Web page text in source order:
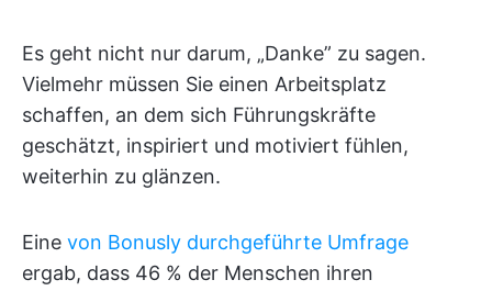
Es geht nicht nur darum, „Danke” zu sagen.
Vielmehr müssen Sie einen Arbeitsplatz
schaffen, an dem sich Führungskräfte
geschätzt, inspiriert und motiviert fühlen,
weiterhin zu glänzen.
Eine von Bonusly durchgeführte Umfrage
ergab, dass 46 % der Menschen ihren